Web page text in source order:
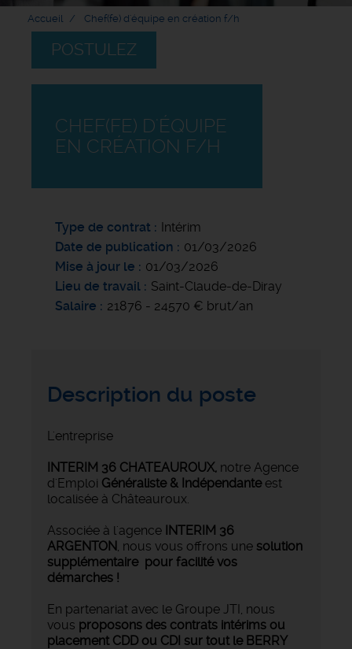
Accueil Chef(fe) d'équipe en création f/h
POSTULEZ
CHEF(FE) D'ÉQUIPE
EN CRÉATION F/H
Type de contrat
Intérim
Date de publication
01/03/2026
Mise à jour le
01/03/2026
Lieu de travail
Saint-Claude-de-Diray
Salaire
21876 - 24570 € brut/an
Description du poste
L'entreprise
INTERIM 36 CHATEAUROUX, notre Agence
d'Emploi Généraliste & Indépendante est
localisée à Châteauroux.
Associée à l'agence INTERIM 36
ARGENTON, nous vous offrons une solution
supplémentaire pour facilité vos
démarches !
En partenariat avec le Groupe JTI, nous
vous proposons des contrats intérims ou
placement CDD ou CDI sur tout le BERRY